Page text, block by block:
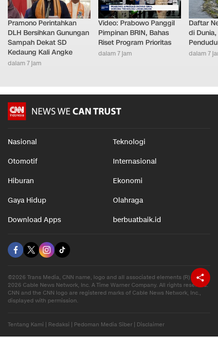
Pramono Perintahkan
DLH Bersihkan Gunungan
Sampah Dekat SD
Kedaung Kali Angke
dalam 7 jam
Video: Prabowo Panggil
Pimpinan BRIN, Bahas
Riset Program Prioritas
dalam 7 jam
Daftar
di
dalam 7
Nasional Teknologi
Otomotif Internasional
Hiburan Ekonomi
Gaya Hidup Olahraga
Download Apps berbuatbaik.id
©2026 Trans Media, CNN name, logo and all associated elements (R) and ©
2026 Cable News Network, Inc. A Time Warner Company. All rights reserved.
CNN and the CNN logo are registered marks of Cable News Network, Inc.,
displayed with permission.
Tentang Kami Redaksi Pedoman Media Siber Disclaimer